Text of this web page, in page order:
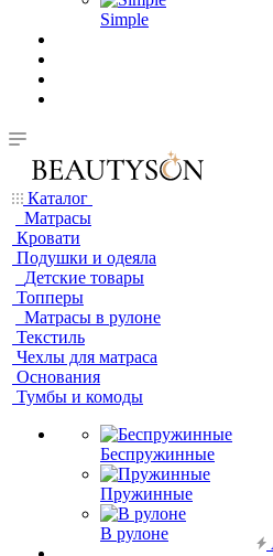
Simple
Каталог
Матрасы
Кровати
Подушки и одеяла
Детские товары
Топперы
Матрасы в рулоне
Текстиль
Чехлы для матраса
Основания
Тумбы и комоды
Беспружинные
Пружинные
В рулоне